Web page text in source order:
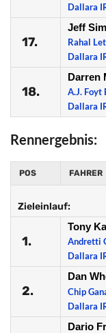
Dallara
17.
Jeff
Rahal
Dallara
18.
Darren
A.J. Foyt
Dallara
Rennergebnis:
POS FAHRER
Zieleinlauf:
1.
Tony
Andretti
Dallara
2.
Dan
Chip
Dallara
Dario